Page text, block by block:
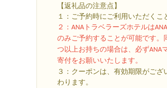
【返礼品の注意点】
１：ご予約時にご利用いただくこ
２ ：ANAトラベラーズホテルは
のみご予約することが可能です。
つ以上お持ちの場合は、必ずANA
寄付をお願いいたします。
３：クーポンは、有効期限がご
わります。